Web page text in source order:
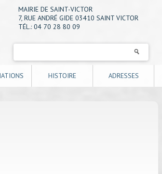
MAIRIE DE SAINT-VICTOR
7, RUE ANDRÉ GIDE 03410 SAINT VICTOR
TÉL.: 04 70 28 80 09
HISTOIRE ADRESSES